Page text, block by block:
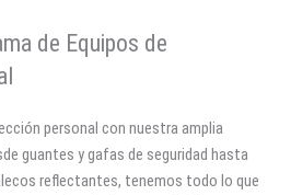
de Equipos de
personal con nuestra amplia
guantes y gafas de seguridad hasta
reflectantes, tenemos todo lo que